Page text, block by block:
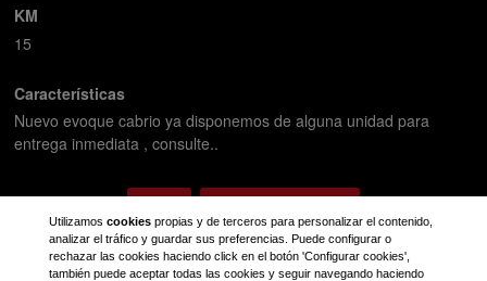
KM
15
Características
Nuevo evoque cabrio ya disponemos de alguna unidad para
entrega inmediata , consulte..
Volver Solicitar información
Utilizamos cookiespropias y de terceros para personalizar el contenido,
analizar el tráfico y guardar sus preferencias. Puede configurar o
rechazar las cookies haciendo click en el botón 'Configurar cookies',
también puede aceptar todas las cookies y seguir navegando haciendo